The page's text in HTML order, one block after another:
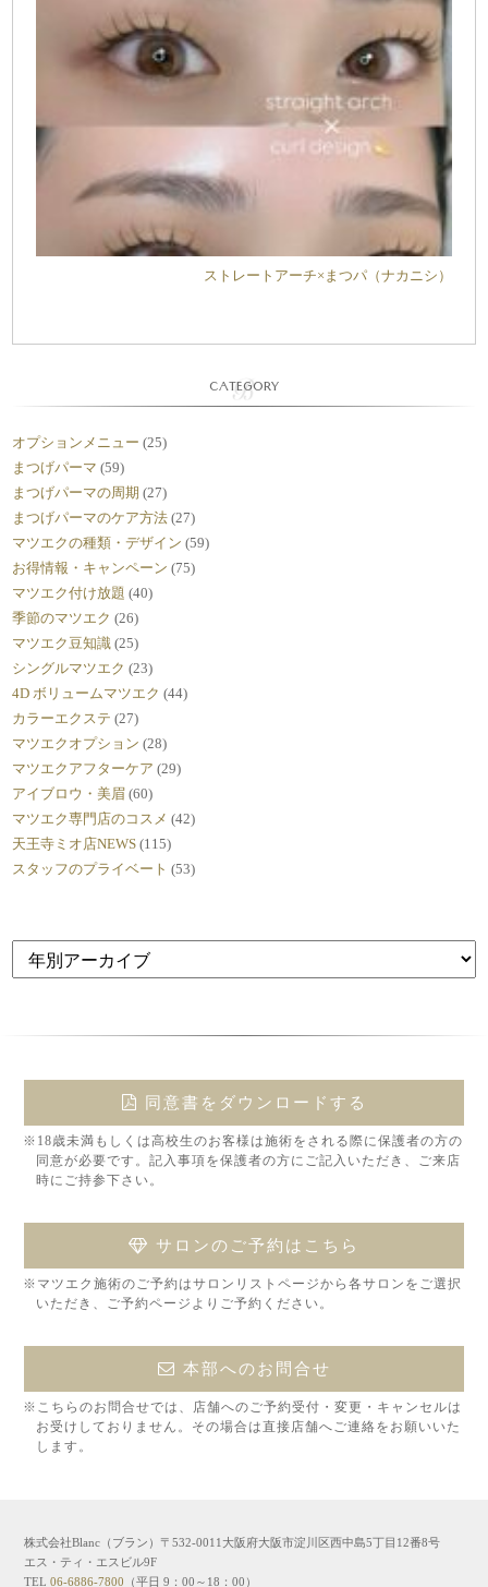
ストレートアーチ×まつパ（ナカニシ）
CATEGORY
オプションメニュー (25)
まつげパーマ (59)
まつげパーマの周期 (27)
まつげパーマのケア方法 (27)
マツエクの種類・デザイン (59)
お得情報・キャンペーン (75)
マツエク付け放題 (40)
季節のマツエク (26)
マツエク豆知識 (25)
シングルマツエク (23)
4D ボリュームマツエク (44)
カラーエクステ (27)
マツエクオプション (28)
マツエクアフターケア (29)
アイブロウ・美眉 (60)
マツエク専門店のコスメ (42)
天王寺ミオ店NEWS (115)
スタッフのプライベート (53)
同意書をダウンロードする
※18歳未満もしくは高校生のお客様は施術をされる際に保護者の方の
同意が必要です。記入事項を保護者の方にご記入いただき、ご来店
時にご持参下さい。
サロンのご予約はこちら
※マツエク施術のご予約はサロンリストページから各サロンをご選択
いただき、ご予約ページよりご予約ください。
本部へのお問合せ
※こちらのお問合せでは、店舗へのご予約受付・変更・キャンセルは
お受けしておりません。その場合は直接店舗へご連絡をお願いいた
します。
株式会社Blanc（ブラン）〒532-0011大阪府大阪市淀川区西中島5丁目12番8号
エス・ティ・エスビル9F
TEL06-6886-7800 （平日 9：00～18：00）